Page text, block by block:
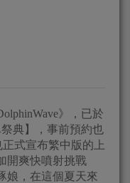
》，已於
典】，事前預約也
式宣布繁中版的上
開爽快噴射挑戰
娘，在這個夏天來